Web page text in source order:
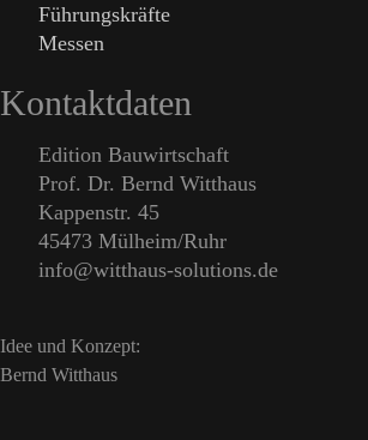
Führungskräfte
Messen
Kontaktdaten
Edition Bauwirtschaft
Prof. Dr. Bernd Witthaus
Kappenstr. 45
45473 Mülheim/Ruhr
info@witthaus-solutions.de
Idee und Konzept:
Bernd Witthaus